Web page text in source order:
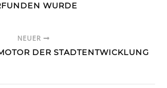
WURDE
NEUER
DER STADTENTWICKLUNG